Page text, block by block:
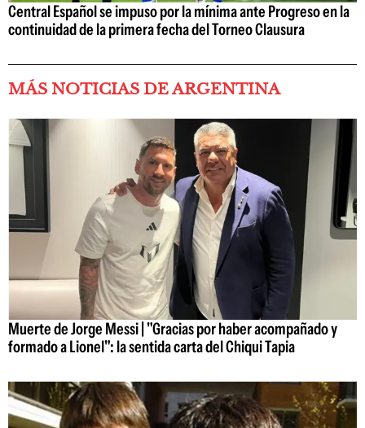
Central Español se impuso por la mínima ante Progreso en la
continuidad de la primera fecha del Torneo Clausura
MÁS NOTICIAS DE ARGENTINA
Muerte de Jorge Messi | "Gracias por haber acompañado y
formado a Lionel": la sentida carta del Chiqui Tapia